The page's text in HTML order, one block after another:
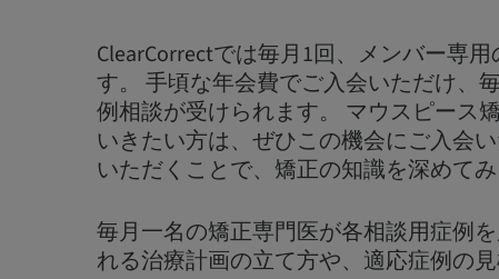
ClearCorrectでは毎月1回、メンバー専
す。 手頃な年会費でご入会いただけ、
例相談が受けられます。 マウスピース
いきたい方は、ぜひこの機会にご入会
いただくことで、矯正の知識を深めて
毎月一名の矯正専門医が各相談用症例
れる治療計画の立て方や、適応症例の見